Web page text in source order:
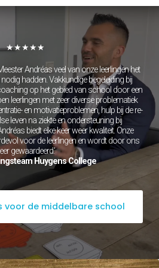
Grieks
Maatschappijleer
Natuurkunde
Nederlands
Scheikunde
Wiskunde
Mbo/hbo
Rekenen
Nederlands
Engels
Taaltoets | Pabo
Rekenen- en
Wiskundetoets | Pabo
HBO 21+ toelating
voorbereiden
Medisch rekenen
Training
Leren leren |
Studievaardigheden,
planning & motivatie
Werkgeheugen verbeteren
met Cogmed
★★★★★
Andréas veel van onze leerlingen het
hadden. Vakkundige begeleiding bij
op het gebied van school door een
leerlingen met zeer diverse problematiek
en motivatieproblemen, hulp bij de re-
leven na ziekte en ondersteuning bij
biedt elke keer weer kwaliteit. Onze
voor de leerlingen en wordt door ons
gewaardeerd.'
Huygens College
voor de middelbare school